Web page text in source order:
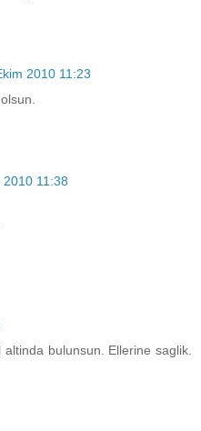
2010 11:23
2010 11:38
bulunsun. Ellerine saglik.